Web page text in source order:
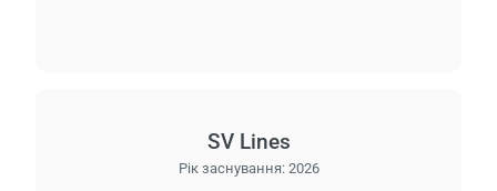
SV Lines
Рік заснування: 2026